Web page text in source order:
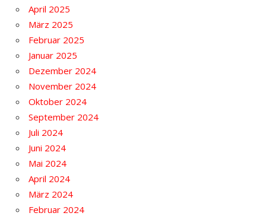
April 2025
März 2025
Februar 2025
Januar 2025
Dezember 2024
November 2024
Oktober 2024
September 2024
Juli 2024
Juni 2024
Mai 2024
April 2024
März 2024
Februar 2024